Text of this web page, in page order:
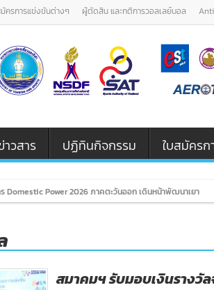
มัครการแข่งขันต่างๆ ผู้ตัดสิน และกติการวอลเลย์บอล
าวสาร ปฏิทินกิจกรรม ใบสมัคร
Domestic Power 2026 ภาคตะวันออก เดินหน้าพัฒนาเยาวช
สมาคมฯ รับมอบเงินรางวั